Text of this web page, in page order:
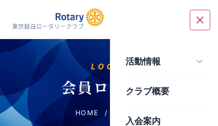
活動情報
クラブ概要
入会案内
LOGIN
会員ログイン
HOME /